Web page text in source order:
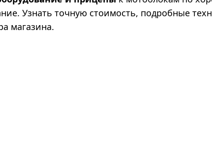
Узнать точную стоимость, подробные
магазина.